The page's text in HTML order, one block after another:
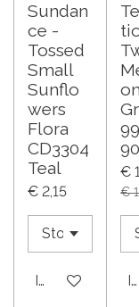
Sundan
ce -
Tossed
Small
Sunflo
wers
Flora
CD3304
Teal
€ 2,15
In winkelwagen
90
€
€